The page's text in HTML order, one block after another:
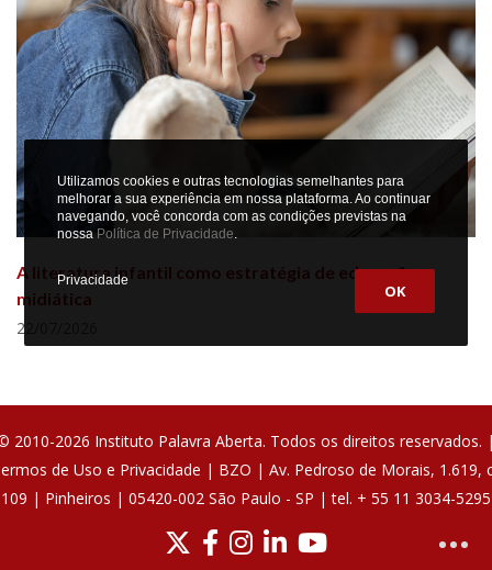
A literatura infantil como estratégia de educação
midiática
22/07/2026
2010-2026 Instituto Palavra Aberta. Todos os direitos reservados.
de Uso e Privacidade | BZO | Av. Pedroso de Morais, 1.619,
109 | Pinheiros | 05420-002 São Paulo - SP | tel. + 55 11 3034-5295
Utilizamos cookies e outras tecnologias semelhantes para
melhorar a sua experiência em nossa plataforma. Ao continuar
navegando, você concorda com as condições previstas na
nossaPolítica de Privacidade.
Privacidade
OK